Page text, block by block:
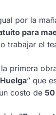
por la
para
trabajar el
primera
” que
costo de